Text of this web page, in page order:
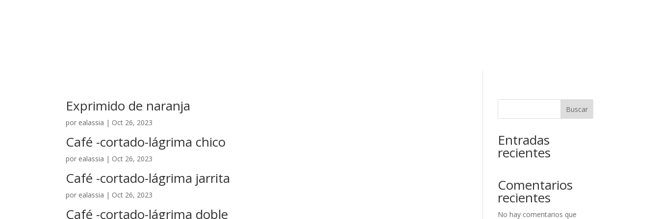
Exprimido de naranja
por ealassia | Oct 26, 2023
Café -cortado-lágrima chico
por ealassia | Oct 26, 2023
Café -cortado-lágrima jarrita
por ealassia | Oct 26, 2023
Café -cortado-lágrima doble
Buscar
Entradas
recientes
Comentarios
recientes
No hay comentarios que